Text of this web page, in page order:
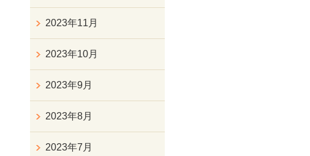
2023年11月
2023年10月
2023年9月
2023年8月
2023年7月